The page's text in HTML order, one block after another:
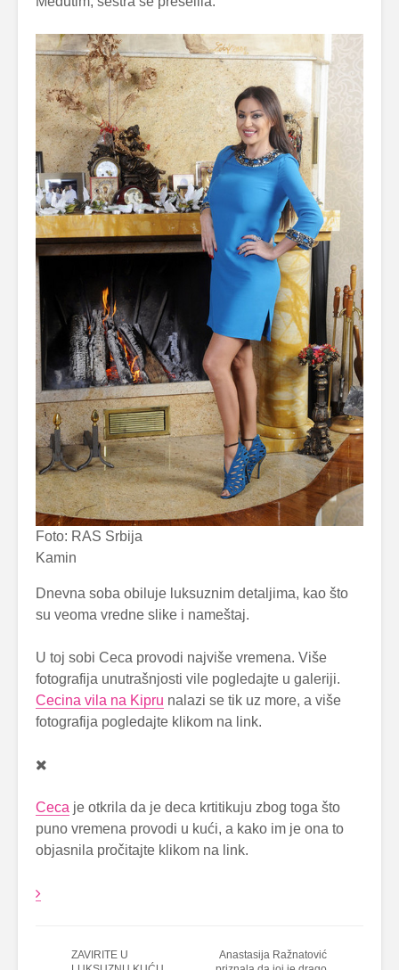
Foto: RAS Srbija
Kamin
Dnevna soba obiluje luksuznim detaljima, kao što
su veoma vredne slike i nameštaj.
U toj sobi Ceca provodi najviše vremena. Više
fotografija unutrašnjosti vile pogledajte u galeriji.
Cecina vila na Kipru nalazi se tik uz more, a više
fotografija pogledajte klikom na link.
Ceca je otkrila da je deca krtitikuju zbog toga što
puno vremena provodi u kući, a kako im je ona to
objasnila pročitajte klikom na link.
ZAVIRITE U
Anastasija Ražnatović